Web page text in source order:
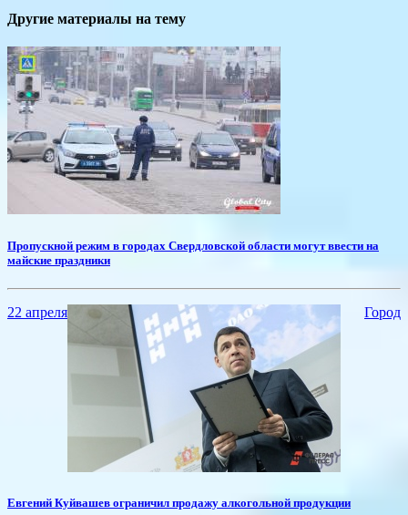
Другие материалы на тему
Пропускной режим в городах Свердловской области могут ввести на
майские праздники
22 апреля Город
Евгений Куйвашев ограничил продажу алкогольной продукции